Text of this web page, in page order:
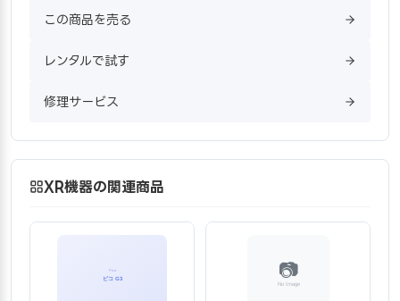
この商品を売る
レンタルで試す
修理サービス
XR機器の関連商品